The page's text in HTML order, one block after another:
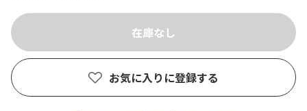
お気に入りに登録する